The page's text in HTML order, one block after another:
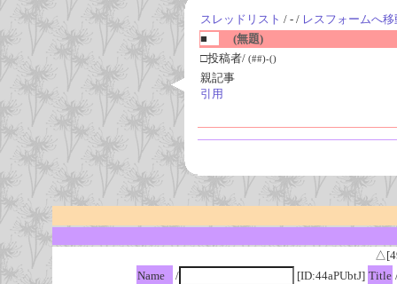
スレッドリスト / - / レスフォームへ移
■
(無題)
□投稿者/ (##)-()
親記事
引用
Name
/ [ID:44aPUbtJ] Title